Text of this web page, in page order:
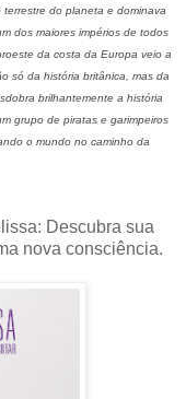
do planeta e dominava
dos maiores impérios de todos
da costa da Europa veio a
só da história britânica, mas da
brilhantemente a história
grupo de piratas e garimpeiros
o mundo no caminho da
Descubra sua
nova consciência.